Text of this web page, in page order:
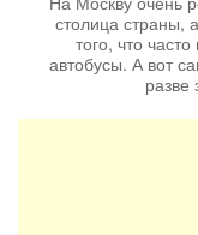
столица страны,
того, что
автобусы. А вот
разве